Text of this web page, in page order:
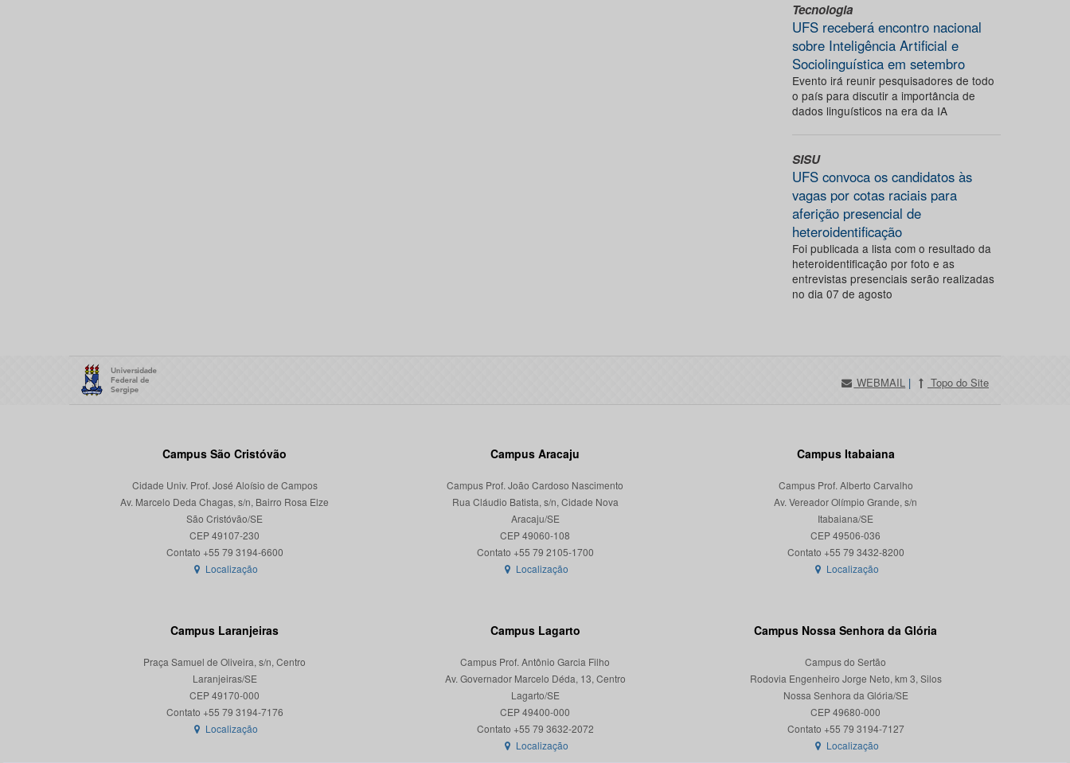
Tecnologia
UFS receberá encontro nacional
sobre Inteligência Artificial e
Sociolinguística em setembro
Evento irá reunir pesquisadores de todo
o país para discutir a importância de
dados linguísticos na era da IA
SISU
UFS convoca os candidatos às
vagas por cotas raciais para
aferição presencial de
heteroidentificação
Foi publicada a lista com o resultado da
heteroidentificação por foto e as
entrevistas presenciais serão realizadas
no dia 07 de agosto
WEBMAIL | Topo do Site
Campus São Cristóvão
Cidade Univ. Prof. José Aloísio de Campos
Av. Marcelo Deda Chagas, s/n, Bairro Rosa Elze
São Cristóvão/SE
CEP 49107-230
Localização
Campus Aracaju
Campus Prof. João Cardoso Nascimento
Rua Cláudio Batista, s/n, Cidade Nova
Aracaju/SE
CEP 49060-108
Localização
Campus Itabaiana
Campus Prof. Alberto Carvalho
Av. Vereador Olímpio Grande, s/n
Itabaiana/SE
CEP 49506-036
Localização
Campus Laranjeiras
Praça Samuel de Oliveira, s/n, Centro
Laranjeiras/SE
CEP 49170-000
Localização
Campus Lagarto
Campus Prof. Antônio Garcia Filho
Av. Governador Marcelo Déda, 13, Centro
Lagarto/SE
CEP 49400-000
Localização
Campus Nossa Senhora da Glória
Campus do Sertão
Rodovia Engenheiro Jorge Neto, km 3, Silos
Nossa Senhora da Glória/SE
CEP 49680-000
Contato +55 79 3194-7127
Localização